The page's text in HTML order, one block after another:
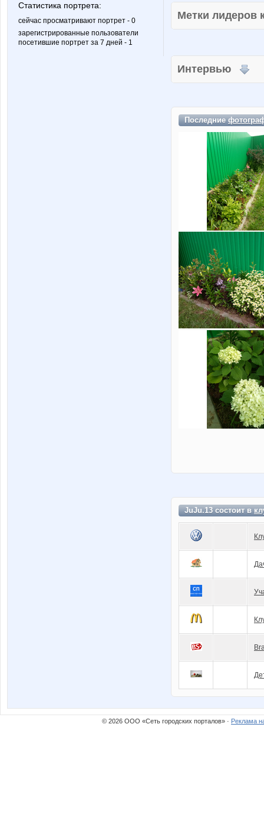
Статистика портрета:
сейчас просматривают портрет - 0
зарегистрированные пользователи
посетившие портрет за 7 дней - 1
Метки
Интервью
Последние
JuJu.13 состоит в
© 2026 ООО «Сеть городских порталов» · Реклама